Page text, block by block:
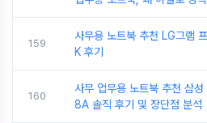
159
사무용 노트북 추천 LG그
K 후기
160
사무 업무용 노트북 추천 삼
8A 솔직 후기 및 장단점 분석